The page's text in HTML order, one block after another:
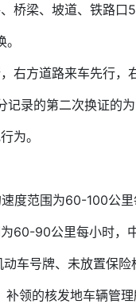
桥梁、坡道、铁路口
右方道路来车先行，
录的第二次换证的为
为。
度范围为60-100公里
60-90公里每小时，
车号牌、未放置保
领的核发地车辆管理